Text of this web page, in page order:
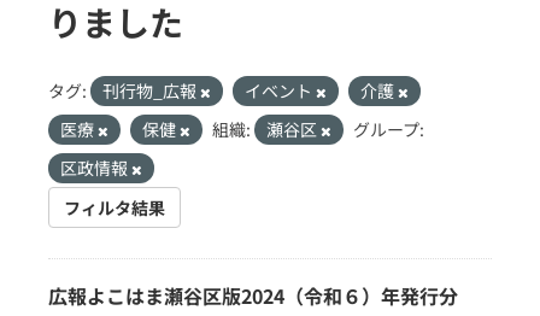
りました
タグ: 刊行物_広報 イベント
介護
医療
保健 組織: 瀬谷区
グループ:
区政情報
フィルタ結果
広報よこはま瀬谷区版2024（令和６）年発行分